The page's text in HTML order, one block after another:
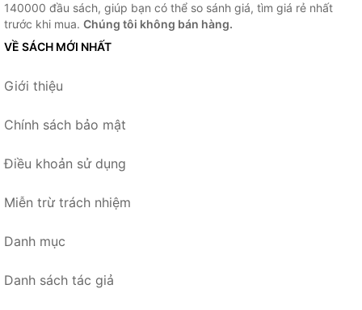
140000 đầu sách, giúp bạn có thể so sánh giá, tìm giá rẻ nhất
trước khi mua. Chúng tôi không bán hàng.
VỀ SÁCH MỚI NHẤT
Giới thiệu
Chính sách bảo mật
Điều khoản sử dụng
Miễn trừ trách nhiệm
Danh mục
Danh sách tác giả